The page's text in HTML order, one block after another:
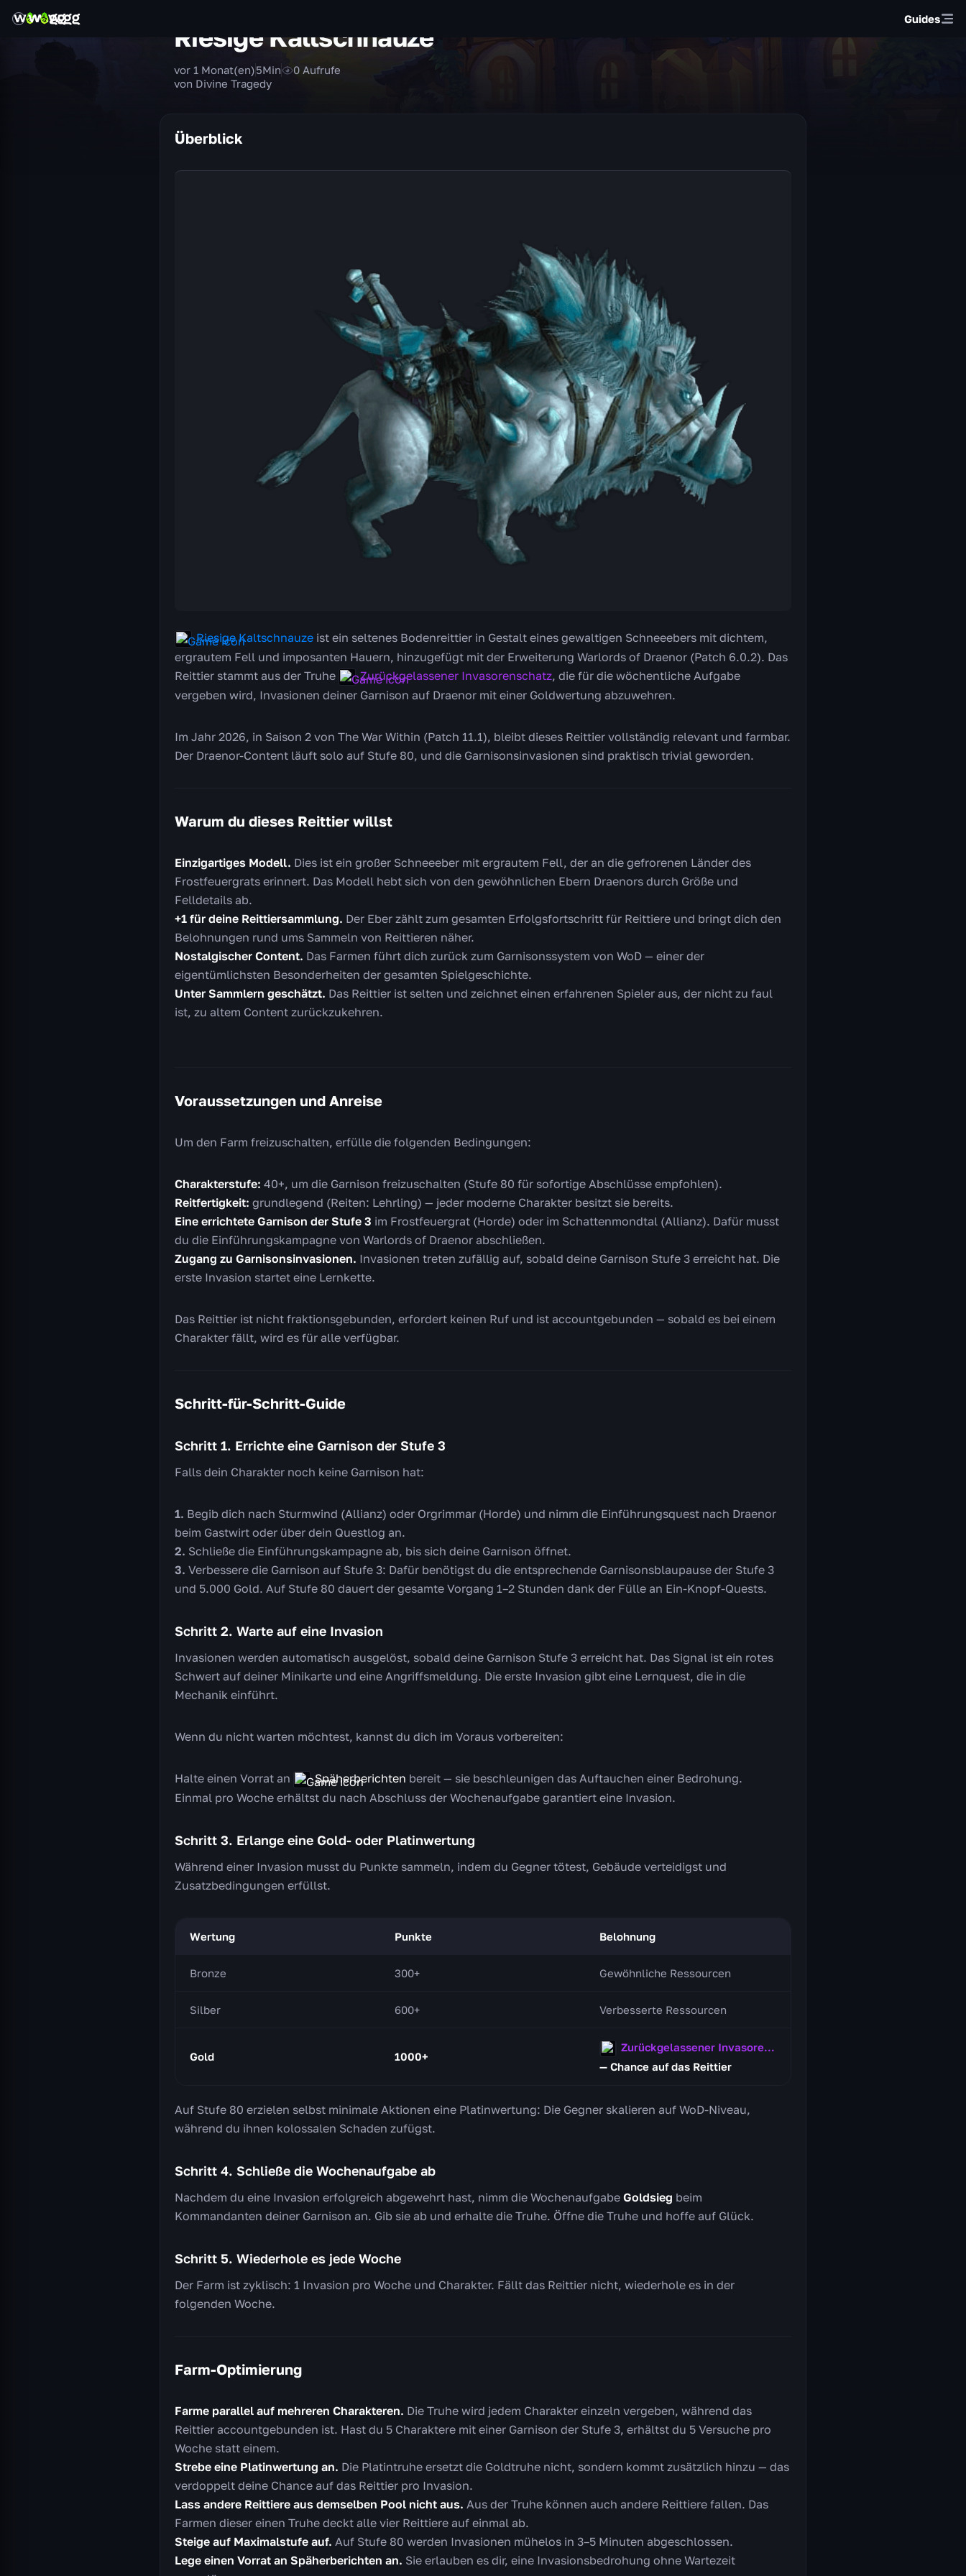
Guides
Riesige Kaltschnauze
von Divine Tragedy
vor 1 Monat(en)5Min 0 Aufrufe
Überblick
Riesige Kaltschnauze ist ein seltenes Bodenreittier in Gestalt eines gewaltigen Schneeebers mit dichtem,
ergrautem Fell und imposanten Hauern, hinzugefügt mit der Erweiterung Warlords of Draenor (Patch 6.0.2). Das
Reittier stammt aus der Truhe
Zurückgelassener Invasorenschatz, die für die wöchentliche Aufgabe
vergeben wird, Invasionen deiner Garnison auf Draenor mit einer Goldwertung abzuwehren.
Im Jahr 2026, in Saison 2 von The War Within (Patch 11.1), bleibt dieses Reittier vollständig relevant und farmbar.
Der Draenor-Content läuft solo auf Stufe 80, und die Garnisonsinvasionen sind praktisch trivial geworden.
Warum du dieses Reittier willst
Einzigartiges Modell. Dies ist ein großer Schneeeber mit ergrautem Fell, der an die gefrorenen Länder des
Frostfeuergrats erinnert. Das Modell hebt sich von den gewöhnlichen Ebern Draenors durch Größe und
Felldetails ab.
+1 für deine Reittiersammlung. Der Eber zählt zum gesamten Erfolgsfortschritt für Reittiere und bringt dich den
Belohnungen rund ums Sammeln von Reittieren näher.
Nostalgischer Content. Das Farmen führt dich zurück zum Garnisonssystem von WoD — einer der
eigentümlichsten Besonderheiten der gesamten Spielgeschichte.
Unter Sammlern geschätzt. Das Reittier ist selten und zeichnet einen erfahrenen Spieler aus, der nicht zu faul
ist, zu altem Content zurückzukehren.
Voraussetzungen und Anreise
Um den Farm freizuschalten, erfülle die folgenden Bedingungen:
Charakterstufe: 40+, um die Garnison freizuschalten (Stufe 80 für sofortige Abschlüsse empfohlen).
Reitfertigkeit: grundlegend (Reiten: Lehrling) — jeder moderne Charakter besitzt sie bereits.
Eine errichtete Garnison der Stufe 3 im Frostfeuergrat (Horde) oder im Schattenmondtal (Allianz). Dafür musst
du die Einführungskampagne von Warlords of Draenor abschließen.
Zugang zu Garnisonsinvasionen. Invasionen treten zufällig auf, sobald deine Garnison Stufe 3 erreicht hat. Die
erste Invasion startet eine Lernkette.
Das Reittier ist nicht fraktionsgebunden, erfordert keinen Ruf und ist accountgebunden — sobald es bei einem
Charakter fällt, wird es für alle verfügbar.
Schritt-für-Schritt-Guide
Schritt 1. Errichte eine Garnison der Stufe 3
Falls dein Charakter noch keine Garnison hat:
Begib dich nach Sturmwind (Allianz) oder Orgrimmar (Horde) und nimm die Einführungsquest nach Draenor
beim Gastwirt oder über dein Questlog an.
Schließe die Einführungskampagne ab, bis sich deine Garnison öffnet.
Verbessere die Garnison auf Stufe 3: Dafür benötigst du die entsprechende Garnisonsblaupause der Stufe 3
und 5.000 Gold. Auf Stufe 80 dauert der gesamte Vorgang 1–2 Stunden dank der Fülle an Ein-Knopf-Quests.
Schritt 2. Warte auf eine Invasion
Invasionen werden automatisch ausgelöst, sobald deine Garnison Stufe 3 erreicht hat. Das Signal ist ein rotes
Schwert auf deiner Minikarte und eine Angriffsmeldung. Die erste Invasion gibt eine Lernquest, die in die
Mechanik einführt.
Wenn du nicht warten möchtest, kannst du dich im Voraus vorbereiten:
Halte einen Vorrat an Späherberichten bereit — sie beschleunigen das Auftauchen einer Bedrohung.
Einmal pro Woche erhältst du nach Abschluss der Wochenaufgabe garantiert eine Invasion.
Schritt 3. Erlange eine Gold- oder Platinwertung
Während einer Invasion musst du Punkte sammeln, indem du Gegner tötest, Gebäude verteidigst und
Zusatzbedingungen erfüllst.
Wertung Punkte Belohnung
Bronze 300+ Gewöhnliche Ressourcen
Silber 600+ Verbesserte Ressourcen
Gold 1000+
Zurückgelassener Invasorenschatz
— Chance auf das Reittier
Auf Stufe 80 erzielen selbst minimale Aktionen eine Platinwertung: Die Gegner skalieren auf WoD-Niveau,
während du ihnen kolossalen Schaden zufügst.
Schritt 4. Schließe die Wochenaufgabe ab
Nachdem du eine Invasion erfolgreich abgewehrt hast, nimm die Wochenaufgabe Goldsieg beim
Kommandanten deiner Garnison an. Gib sie ab und erhalte die Truhe. Öffne die Truhe und hoffe auf Glück.
Schritt 5. Wiederhole es jede Woche
Der Farm ist zyklisch: 1 Invasion pro Woche und Charakter. Fällt das Reittier nicht, wiederhole es in der
folgenden Woche.
Farm-Optimierung
Farme parallel auf mehreren Charakteren. Die Truhe wird jedem Charakter einzeln vergeben, während das
Reittier accountgebunden ist. Hast du 5 Charaktere mit einer Garnison der Stufe 3, erhältst du 5 Versuche pro
Woche statt einem.
Strebe eine Platinwertung an. Die Platintruhe ersetzt die Goldtruhe nicht, sondern kommt zusätzlich hinzu — das
verdoppelt deine Chance auf das Reittier pro Invasion.
Lass andere Reittiere aus demselben Pool nicht aus. Aus der Truhe können auch andere Reittiere fallen. Das
Farmen dieser einen Truhe deckt alle vier Reittiere auf einmal ab.
Steige auf Maximalstufe auf. Auf Stufe 80 werden Invasionen mühelos in 3–5 Minuten abgeschlossen.
Lege einen Vorrat an Späherberichten an. Sie erlauben es dir, eine Invasionsbedrohung ohne Wartezeit